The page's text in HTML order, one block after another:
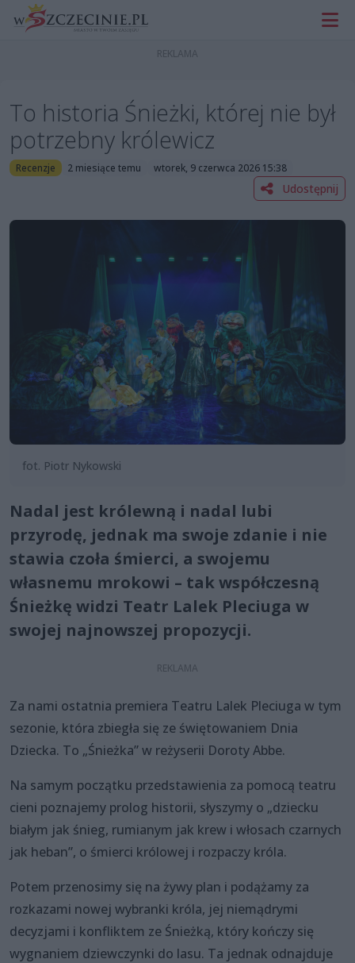
To historia Śnieżki, której nie był
potrzebny królewicz
Recenzje 2 miesiące temu wtorek, 9 czerwca 2026 15:38
Udostępnij
fot. Piotr Nykowski
Nadal jest królewną i nadal lubi
przyrodę, jednak ma swoje zdanie i nie
stawia czoła śmierci, a swojemu
własnemu mrokowi – tak współczesną
Śnieżkę widzi Teatr Lalek Pleciuga w
swojej najnowszej propozycji.
Za nami ostatnia premiera Teatru Lalek Pleciuga w tym
sezonie, która zbiegła się ze świętowaniem Dnia
Dziecka. To „Śnieżka” w reżyserii Doroty Abbe.
Na samym początku przedstawienia za pomocą teatru
cieni poznajemy prolog historii, słyszymy o „dziecku
białym jak śnieg, rumianym jak krew i włosach czarnych
jak heban”, o śmierci królowej i rozpaczy króla.
Potem przenosimy się na żywy plan i podążamy za
rozkazami nowej wybranki króla, jej niemądrymi
decyzjami i konfliktem ze Śnieżką, który kończy się
wygnaniem dziewczynki do lasu. Ta jednak odnajduje